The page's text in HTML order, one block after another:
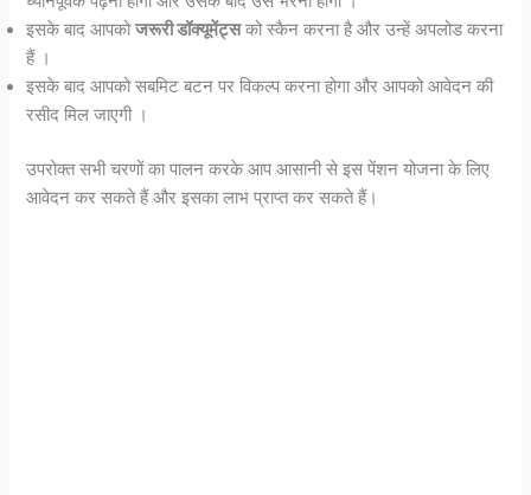
इसके बाद आपकोजरूरी डॉक्यूमेंट्सको स्कैन करना है और उन्हें अपलोड करना
हैं ।
इसके बाद आपको सबमिट बटन पर विकल्प करना होगा और आपको आवेदन की
रसीद मिल जाएगी ।
उपरोक्त सभी चरणों का पालन करके आप आसानी से इस पेंशन योजना के लिए
आवेदन कर सकते हैं और इसका लाभ प्राप्त कर सकते हैं।